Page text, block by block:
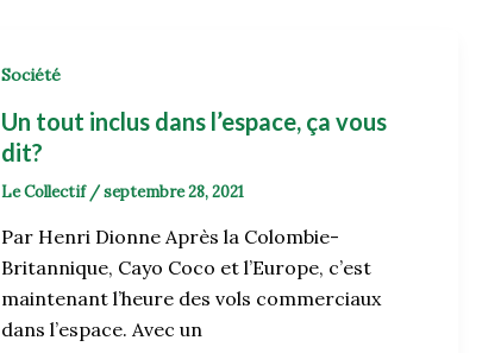
Société
Un tout inclus dans l’espace, ça vous
dit?
Le Collectif /septembre 28, 2021
Par Henri Dionne Après la Colombie-
Britannique, Cayo Coco et l’Europe, c’est
maintenant l’heure des vols commerciaux
dans l’espace. Avec un